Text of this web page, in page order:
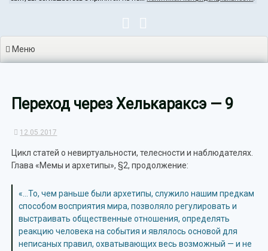
Меню
Переход через Хелькараксэ — 9
12.05.2017
Цикл статей о невиртуальности, телесности и наблюдателях.
Глава «Мемы и архетипы», §2, продолжение:
«…То, чем раньше были архетипы, служило нашим предкам
способом восприятия мира, позволяло регулировать и
выстраивать общественные отношения, определять
реакцию человека на события и являлось основой для
неписаных правил, охватывающих весь возможный — и не